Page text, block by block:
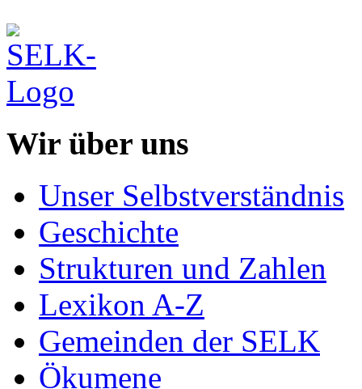
Wir über uns
Unser Selbstverständnis
Geschichte
Strukturen und Zahlen
Lexikon A-Z
Gemeinden der SELK
Ökumene